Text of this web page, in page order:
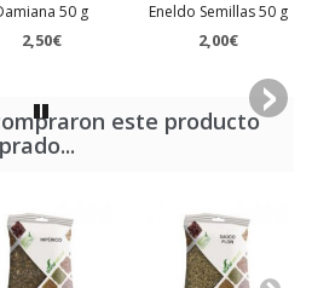
50 g
2,50€
Eneldo Semillas 50 g
2,00€
este producto